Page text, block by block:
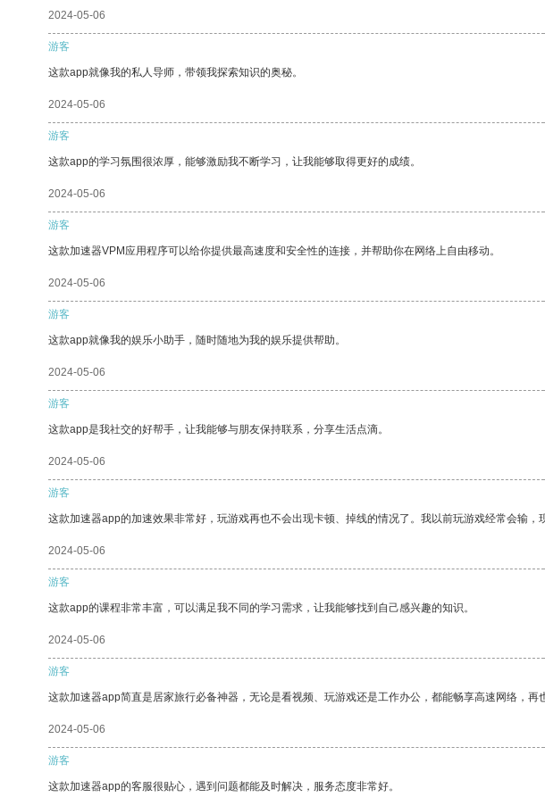
2024-05-06
游客
这款app就像我的私人导师，带领我探索知识的奥秘。
2024-05-06
游客
这款app的学习氛围很浓厚，能够激励我不断学习，让我能够取得更好的成绩。
2024-05-06
游客
这款加速器VPM应用程序可以给你提供最高速度和安全性的连接，并帮助你在网络上自由移动。
2024-05-06
游客
这款app就像我的娱乐小助手，随时随地为我的娱乐提供帮助。
2024-05-06
游客
这款app是我社交的好帮手，让我能够与朋友保持联系，分享生活点滴。
2024-05-06
游客
这款加速器app的加速效果非常好，玩游戏再也不会出现卡顿、掉线的情况了。我以前玩游戏经常会输，
2024-05-06
游客
这款app的课程非常丰富，可以满足我不同的学习需求，让我能够找到自己感兴趣的知识。
2024-05-06
游客
这款加速器app简直是居家旅行必备神器，无论是看视频、玩游戏还是工作办公，都能畅享高速网络，
2024-05-06
游客
这款加速器app的客服很贴心，遇到问题都能及时解决，服务态度非常好。